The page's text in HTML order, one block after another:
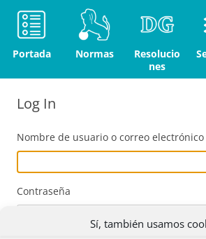
Sí, también usamos
Portada Normas
Resolucio
nes
Log In
Nombre de usuario o correo electrónico
Contraseña